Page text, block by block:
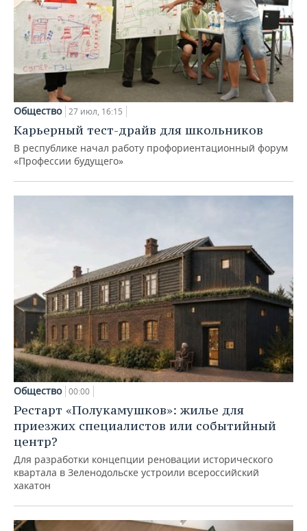
Общество 27 июл, 16:15
Карьерный тест-драйв для школьников
В республике начал работу профориентационный форум
«Профессии будущего»
Общество 00:00
Рестарт «Полукамушков»: жилье для
приезжих специалистов или событийный
центр?
Для разработки концепции реновации исторического
квартала в Зеленодольске устроили всероссийский
хакатон